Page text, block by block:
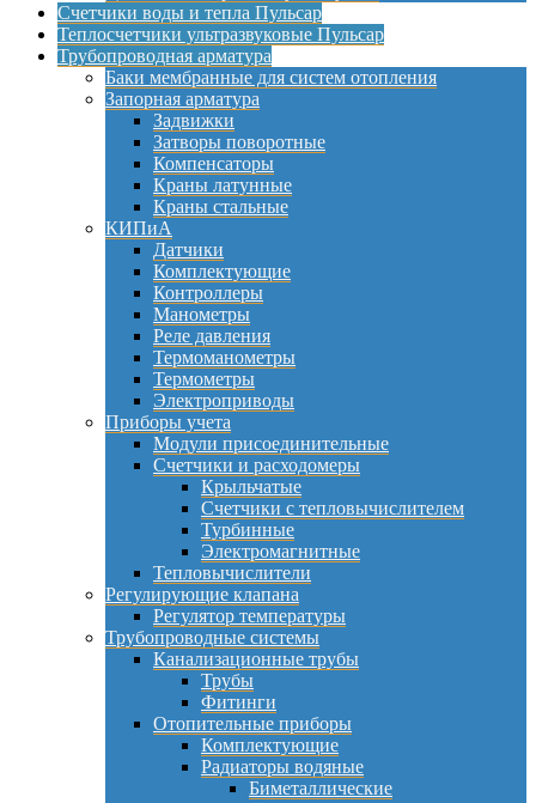
Счетчики воды и тепла Пульсар
Теплосчетчики ультразвуковые Пульсар
Трубопроводная арматура
Баки мембранные для систем отопления
Запорная арматура
Задвижки
Затворы поворотные
Компенсаторы
Краны латунные
Краны стальные
КИПиА
Датчики
Комплектующие
Контроллеры
Манометры
Реле давления
Термоманометры
Термометры
Электроприводы
Приборы учета
Модули присоединительные
Счетчики и расходомеры
Крыльчатые
Счетчики с тепловычислителем
Турбинные
Электромагнитные
Тепловычислители
Регулирующие клапана
Регулятор температуры
Трубопроводные системы
Канализационные трубы
Трубы
Фитинги
Отопительные приборы
Комплектующие
Радиаторы водяные
Биметаллические